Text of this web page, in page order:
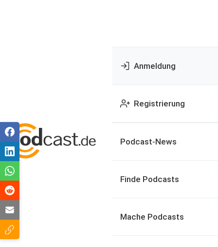
Anmeldung
Registrierung
Podcast-News
Finde Podcasts
Mache Podcasts